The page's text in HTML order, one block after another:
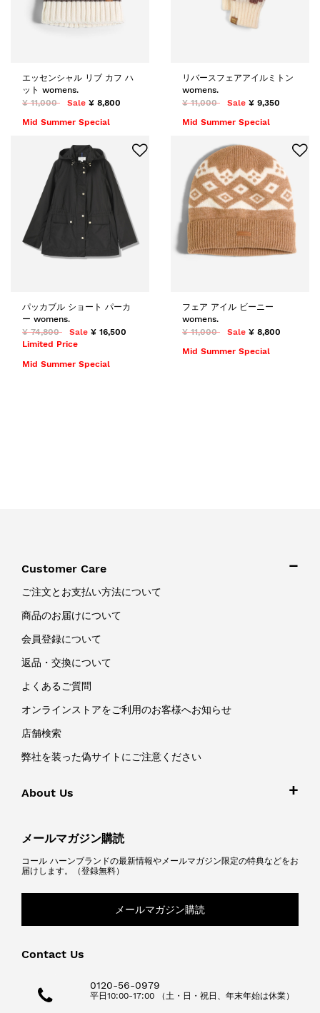
エッセンシャル リブ カフ ハ
ット womens.
¥ 11,000
Sale ¥ 8,800
Mid Summer Special
リバースフェアアイルミトン
womens.
¥ 11,000
Sale ¥ 9,350
Mid Summer Special
パッカブル ショート パーカ
ー womens.
¥ 74,800
Sale ¥ 16,500
Limited Price
Mid Summer Special
フェア アイル ビーニー
womens.
¥ 11,000
Sale ¥ 8,800
Mid Summer Special
Customer Care
ご注文とお支払い方法について
商品のお届けについて
会員登録について
返品・交換について
よくあるご質問
オンラインストアをご利用のお客様へお知らせ
店舗検索
弊社を装った偽サイトにご注意ください
About Us
メールマガジン購読
コール ハーンブランドの最新情報やメールマガジン限定の特典などをお
届けします。（登録無料）
メールマガジン購読
Contact Us
0120-56-0979
平日10:00-17:00 （土・日・祝日、年末年始は休業）